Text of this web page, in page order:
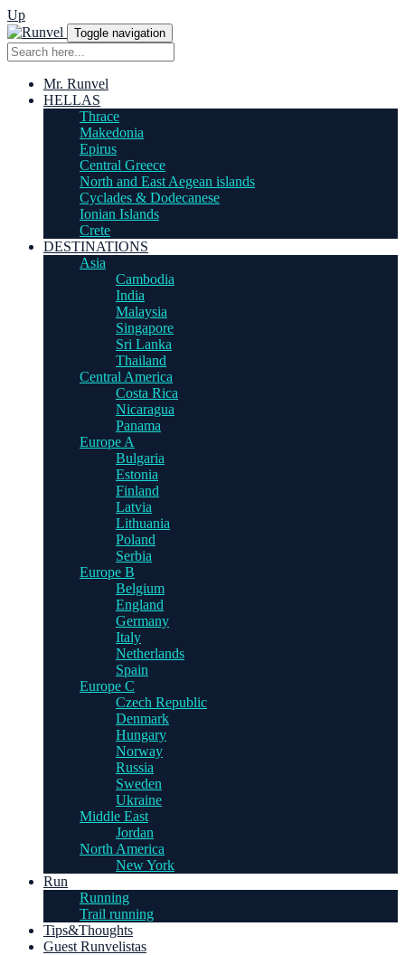
Up
Toggle navigation
Mr. Runvel
HELLAS
Thrace
Makedonia
Epirus
Central Greece
North and East Aegean islands
Cyclades & Dodecanese
Ionian Islands
Crete
DESTINATIONS
Asia
Cambodia
India
Malaysia
Singapore
Sri Lanka
Thailand
Central America
Costa Rica
Nicaragua
Panama
Europe A
Bulgaria
Estonia
Finland
Latvia
Lithuania
Poland
Serbia
Europe B
Belgium
England
Germany
Italy
Netherlands
Spain
Europe C
Czech Republic
Denmark
Hungary
Norway
Russia
Sweden
Ukraine
Middle East
Jordan
North America
New York
Run
Running
Trail running
Tips&Thoughts
Guest Runvelistas